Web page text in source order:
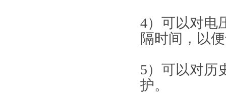
4）可以对电
隔时间，以
5）可以对历
护。